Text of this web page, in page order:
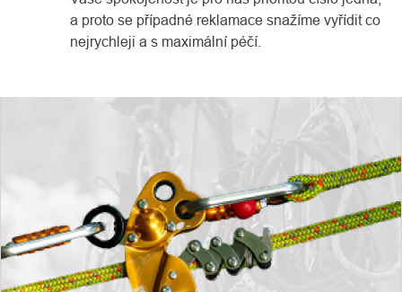
a proto se případné reklamace snažíme vyřídit co
nejrychleji a s maximální péčí.